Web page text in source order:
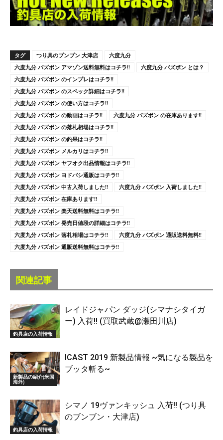
タグ つり具のブンブン 大津店
六度九分
六度九分 バズボン アマゾン送料無料はコチラ!!
六度九分 バズボン とは？
六度九分 バズボン のインプレはコチラ!!
六度九分 バズボン のスペック詳細はコチラ!!
六度九分 バズボン の使い方はコチラ!!
六度九分 バズボン の動画はコチラ!!
六度九分 バズボン の在庫あります!!
六度九分 バズボン の落札相場はコチラ!!
六度九分 バズボン の釣果はコチラ!!
六度九分 バズボン メルカリはコチラ!!
六度九分 バズボン ヤフオク出品情報はコチラ!!
六度九分 バズボン ヨドバシ通販はコチラ!!
六度九分 バズボン 中古入荷しました!!
六度九分 バズボン 入荷しました!!
六度九分 バズボン 在庫あります!!
六度九分 バズボン 楽天送料無料はコチラ!!
六度九分 バズボン 発売日値段の詳細はコチラ!!
六度九分 バズボン 落札相場はコチラ!!
六度九分 バズボン 通販送料無料!!
六度九分 バズボン 通販送料無料はコチラ!!
関連記事
釣具店の入荷情報
レイドジャパン ダッジ(シマナシタイガ
ー) 入荷!! (買取武蔵@瀬田川店)
新製品の紹介(米国
海外)
ICAST 2019 新製品情報 ~気になる製品を
ブッタ斬る~
釣具店の入荷情報
シマノ 19ヴァンキッシュ 入荷!! (つり具
のブンブン・大津店)